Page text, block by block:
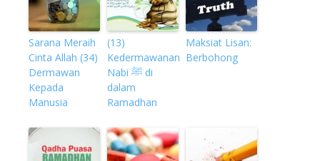
Sarana Meraih
Cinta Allah (34)
Dermawan
Kepada
Manusia
(13)
Kedermawanan
Nabi ﷺ di
dalam
Ramadhan
Maksiat Lisan:
Berbohong